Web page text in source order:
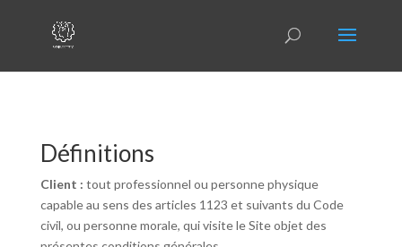
Définitions
Client : tout professionnel ou personne physique
capable au sens des articles 1123 et suivants du Code
civil, ou personne morale, qui visite le Site objet des